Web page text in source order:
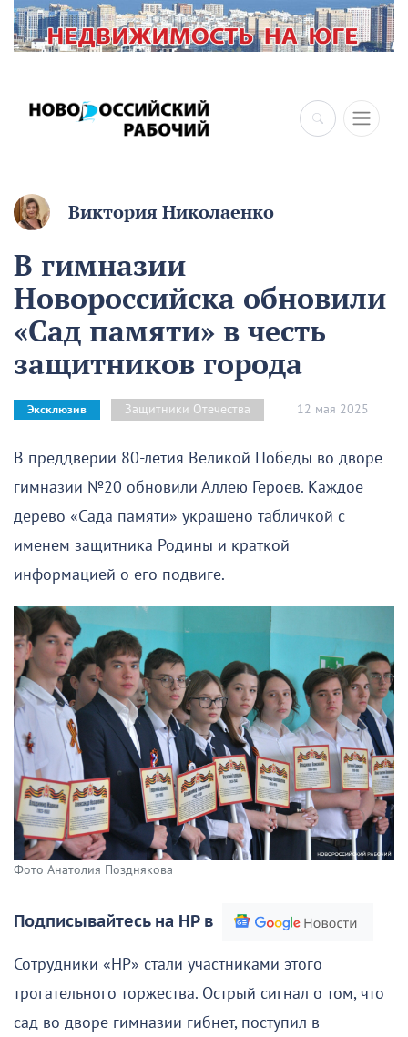
Виктория Николаенко
В гимназии
Новороссийска обновили
«Сад памяти» в честь
защитников города
Эксклюзив Защитники Отечества 12 мая 2025
В преддверии 80-летия Великой Победы во дворе
гимназии №20 обновили Аллею Героев. Каждое
дерево «Сада памяти» украшено табличкой с
именем защитника Родины и краткой
информацией о его подвиге.
Фото Анатолия Позднякова
Подписывайтесь на НР в
Сотрудники «НР» стали участниками этого
трогательного торжества. Острый сигнал о том, что
сад во дворе гимназии гибнет, поступил в